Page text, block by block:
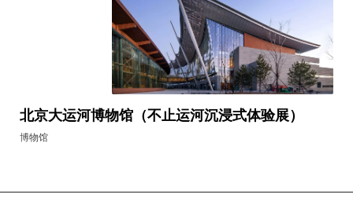
北京大运河博物馆（不止运河沉浸式体验展）
博物馆